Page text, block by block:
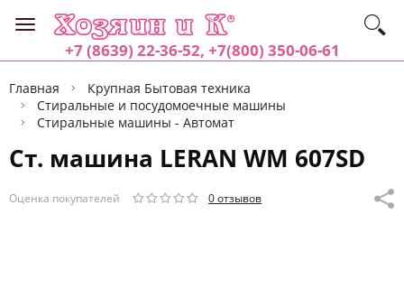
+7 (8639) 22-36-52, +7(800) 350-06-61
Главная
Крупная Бытовая техника
Стиральные и посудомоечные машины
Стиральные машины - Автомат
Ст. машина LERAN WM 607SD
Оценка покупателей 0 отзывов